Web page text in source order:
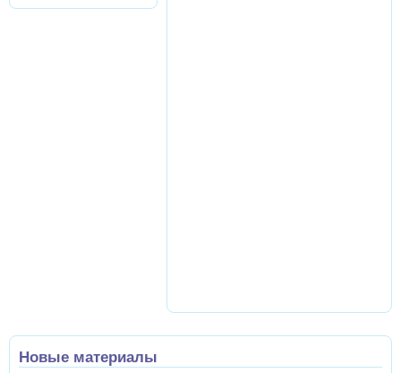
Новые материалы